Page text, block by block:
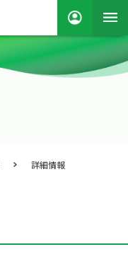
詳細情報